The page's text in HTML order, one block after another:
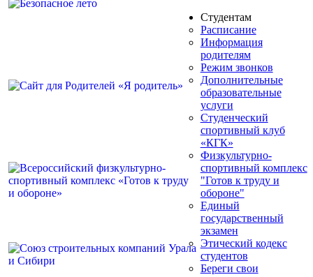
Студентам
Расписание
Информация
родителям
Режим звонков
Дополнительные
образовательные
услуги
Студенческий
спортивный клуб
«КГК»
Физкультурно-
спортивный комплекс
"Готов к труду и
обороне"
Единый
государственный
экзамен
Этический кодекс
студентов
Береги свои